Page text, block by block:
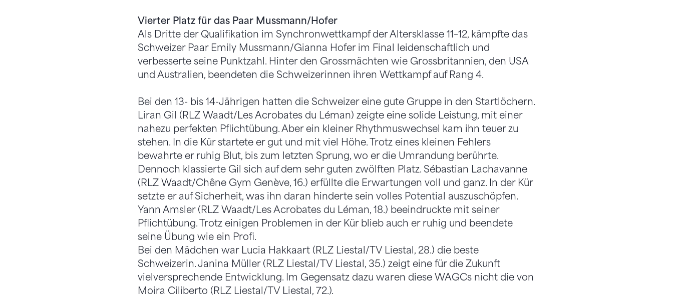
Vierter Platz für das Paar Mussmann/Hofer
Als Dritte der Qualifikation im Synchronwettkampf der Altersklasse 11–12, kämpfte das
Schweizer Paar Emily Mussmann/Gianna Hofer im Final leidenschaftlich und
verbesserte seine Punktzahl. Hinter den Grossmächten wie Grossbritannien, den USA
und Australien, beendeten die Schweizerinnen ihren Wettkampf auf Rang 4.
Bei den 13- bis 14-Jährigen hatten die Schweizer eine gute Gruppe in den Startlöchern.
Liran Gil (RLZ Waadt/Les Acrobates du Léman) zeigte eine solide Leistung, mit einer
nahezu perfekten Pflichtübung. Aber ein kleiner Rhythmuswechsel kam ihn teuer zu
stehen. In die Kür startete er gut und mit viel Höhe. Trotz eines kleinen Fehlers
bewahrte er ruhig Blut, bis zum letzten Sprung, wo er die Umrandung berührte.
Dennoch klassierte Gil sich auf dem sehr guten zwölften Platz. Sébastian Lachavanne
(RLZ Waadt/Chêne Gym Genève, 16.) erfüllte die Erwartungen voll und ganz. In der Kür
setzte er auf Sicherheit, was ihn daran hinderte sein volles Potential auszuschöpfen.
Yann Amsler (RLZ Waadt/Les Acrobates du Léman, 18.) beeindruckte mit seiner
Pflichtübung. Trotz einigen Problemen in der Kür blieb auch er ruhig und beendete
seine Übung wie ein Profi.
Bei den Mädchen war Lucia Hakkaart (RLZ Liestal/TV Liestal, 28.) die beste
Schweizerin. Janina Müller (RLZ Liestal/TV Liestal, 35.) zeigt eine für die Zukunft
vielversprechende Entwicklung. Im Gegensatz dazu waren diese WAGCs nicht die von
Moira Ciliberto (RLZ Liestal/TV Liestal, 72.).